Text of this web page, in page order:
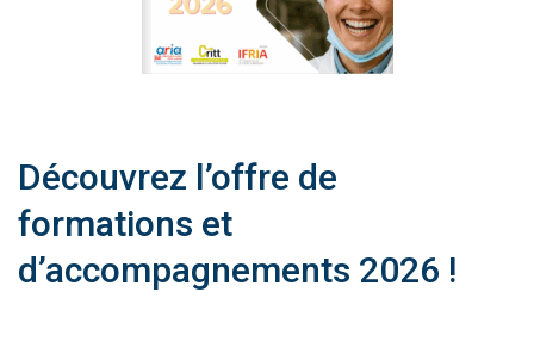
Découvrez l’offre de
formations et
d’accompagnements 2026 !